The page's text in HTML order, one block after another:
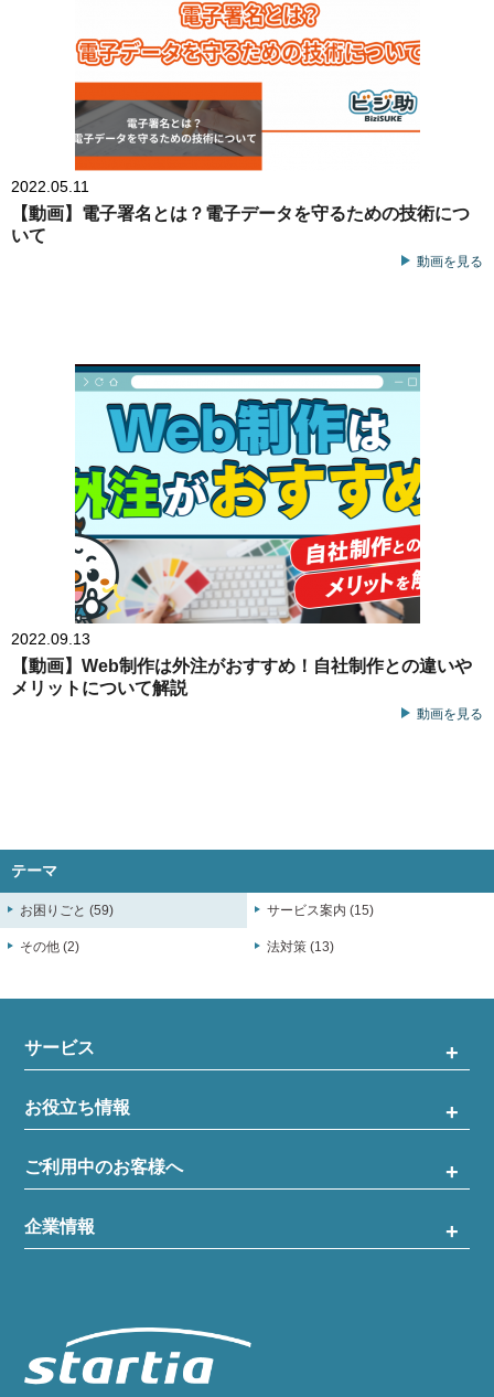
2022.05.11
【動画】電子署名とは？電子データを守るための技術につ
いて
動画を見る
2022.09.13
【動画】Web制作は外注がおすすめ！自社制作との違いや
メリットについて解説
動画を見る
テーマ
お困りごと (59) サービス案内 (15)
その他 (2) 法対策 (13)
サービス
お役立ち情報
ご利用中のお客様へ
企業情報